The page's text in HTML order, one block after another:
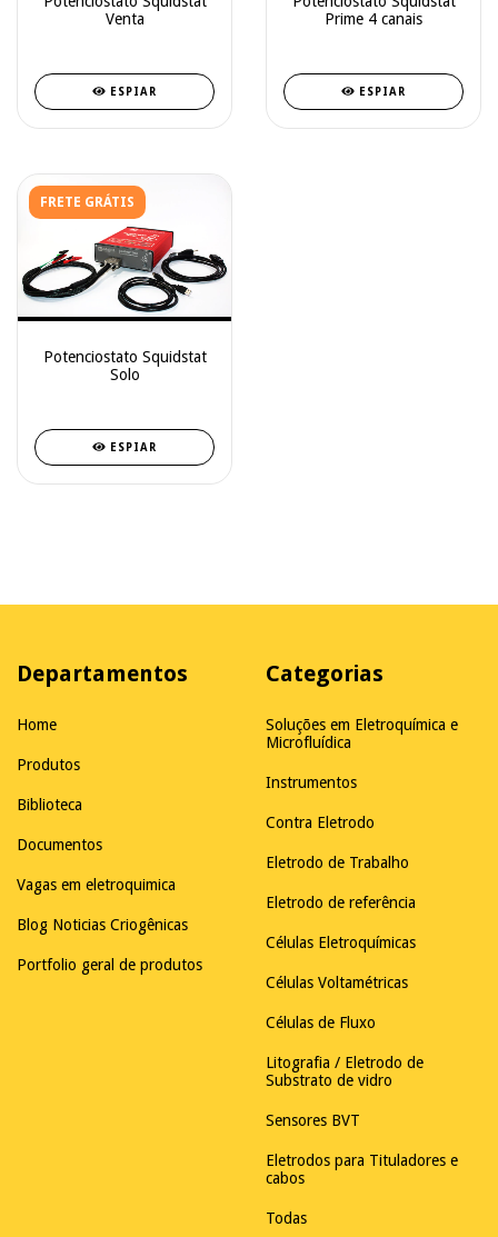
Venta
ESPIAR
Prime 4 canais
ESPIAR
FRETE GRÁTIS
Potenciostato Squidstat
Solo
ESPIAR
Departamentos
Home
Produtos
Biblioteca
Documentos
Vagas em eletroquimica
Blog Noticias Criogênicas
Portfolio geral de produtos
Categorias
Soluções em Eletroquímica e
Microfluídica
Instrumentos
Contra Eletrodo
Eletrodo de Trabalho
Eletrodo de referência
Células Eletroquímicas
Células Voltamétricas
Células de Fluxo
Litografia / Eletrodo de
Substrato de vidro
Sensores BVT
Eletrodos para Tituladores e
cabos
Todas